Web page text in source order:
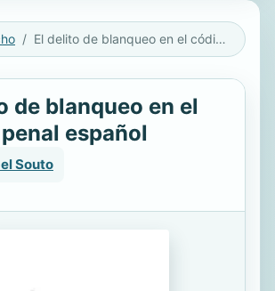
El delito de blanqueo en el código penal español
de blanqueo en el
español
Souto